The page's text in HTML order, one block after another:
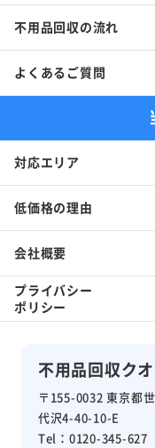
不用品回収ク
〒155-0032 東京都
代沢4-40-10-E
Tel：0120-345-627
不用品回収の流れ
よくあるご質問
対応エリア
低価格の理由
会社概要
プライバシー
ポリシー